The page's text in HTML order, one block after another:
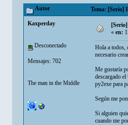
Autor Tema: [Serio]
Kaxperday
Desconectado
Mensajes: 702
The man in the Middle
«en:
Hola a todos,
necesario
Me gustaría
descargado
py2exe para
Según me
Si alguien
cuando me